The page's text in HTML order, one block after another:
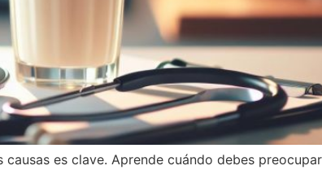
es clave. Aprende cuándo debes